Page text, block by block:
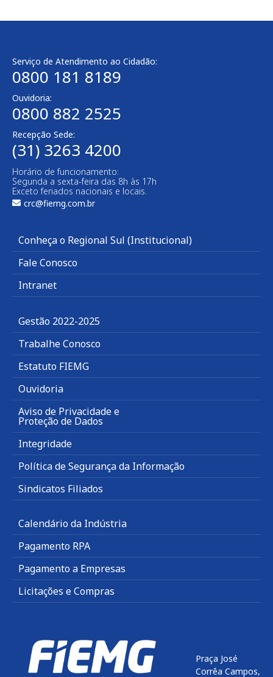
Serviço de Atendimento ao Cidadão:
0800 181 8189
Ouvidoria:
0800 882 2525
Recepção Sede:
(31) 3263 4200
Horário de funcionamento:
Segunda a sexta-feira das 8h às 17h
Exceto feriados nacionais e locais.
crc@fiemg.com.br
Conheça o Regional Sul (Institucional)
Fale Conosco
Intranet
Gestão 2022-2025
Trabalhe Conosco
Estatuto FIEMG
Ouvidoria
Aviso de Privacidade e
Proteção de Dados
Integridade
Política de Segurança da Informação
Sindicatos Filiados
Calendário da Indústria
Pagamento RPA
Pagamento a Empresas
Licitações e Compras
Praça José
Corrêa Campos,